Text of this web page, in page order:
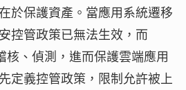
於保護資產。當應用系統遷移
控管政策已無法生效，而
核、偵測，進而保護雲端應用
定義控管政策，限制允許被上